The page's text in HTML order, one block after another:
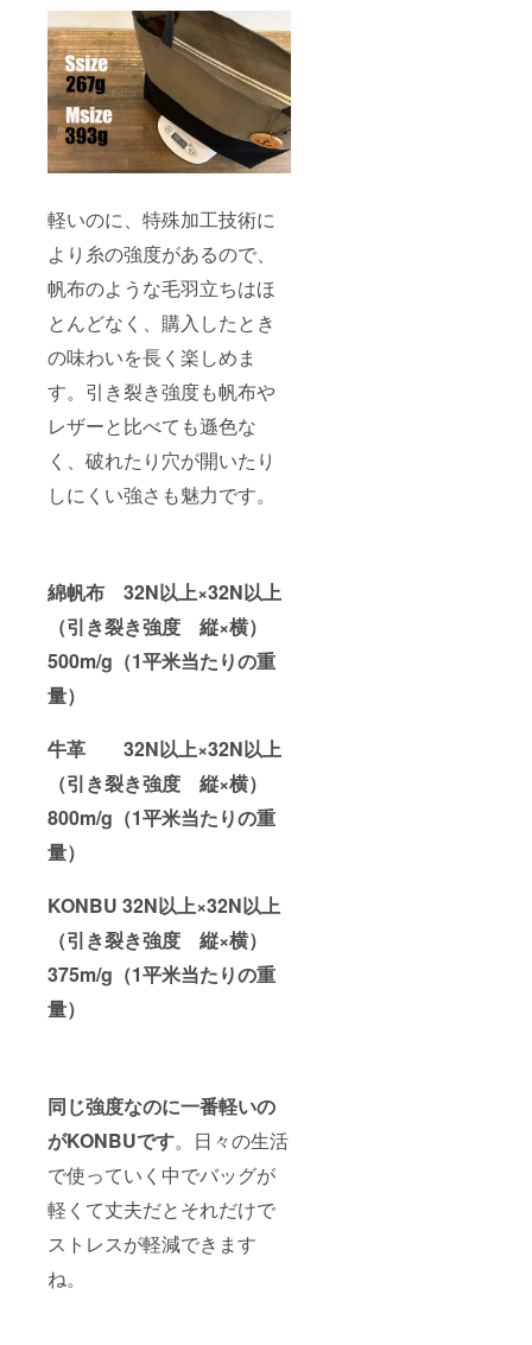
軽いのに、特殊加工技術に
より糸の強度があるので、
帆布のような毛羽立ちはほ
とんどなく、購入したとき
の味わいを長く楽しめま
す。引き裂き強度も帆布や
レザーと比べても遜色な
く、破れたり穴が開いたり
しにくい強さも魅力です。
綿帆布 32N以上×32N以上
（引き裂き強度 縦×横）
500m/g（1平米当たりの重
量）
牛革 32N以上×32N以上
（引き裂き強度 縦×横）
800m/g（1平米当たりの重
量）
KONBU 32N以上×32N以上
（引き裂き強度 縦×横）
375m/g（1平米当たりの重
量）
同じ強度なのに一番軽いの
がKONBUです。日々の生活
で使っていく中でバッグが
軽くて丈夫だとそれだけで
ストレスが軽減できます
ね。